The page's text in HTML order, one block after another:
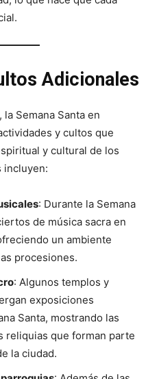
Adicionales
Semana Santa en
y cultos que
y cultural de los
incluyen:
: Durante la Semana
de música sacra en
un ambiente
procesiones.
: Algunos templos y
exposiciones
Santa, mostrando las
reliquias que forman parte
la ciudad.